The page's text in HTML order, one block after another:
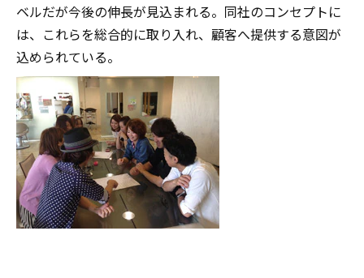
ベルだが今後の伸長が見込まれる。同社のコンセプトに
は、これらを総合的に取り入れ、顧客へ提供する意図が
込められている。